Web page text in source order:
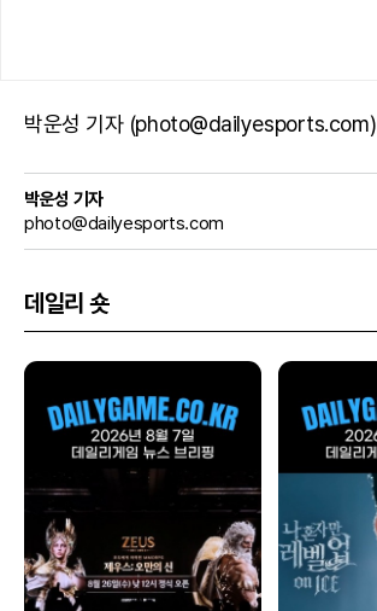
박운성 기자 (photo@dailyesports.com)
박운성 기자
photo@dailyesports.com
데일리 숏